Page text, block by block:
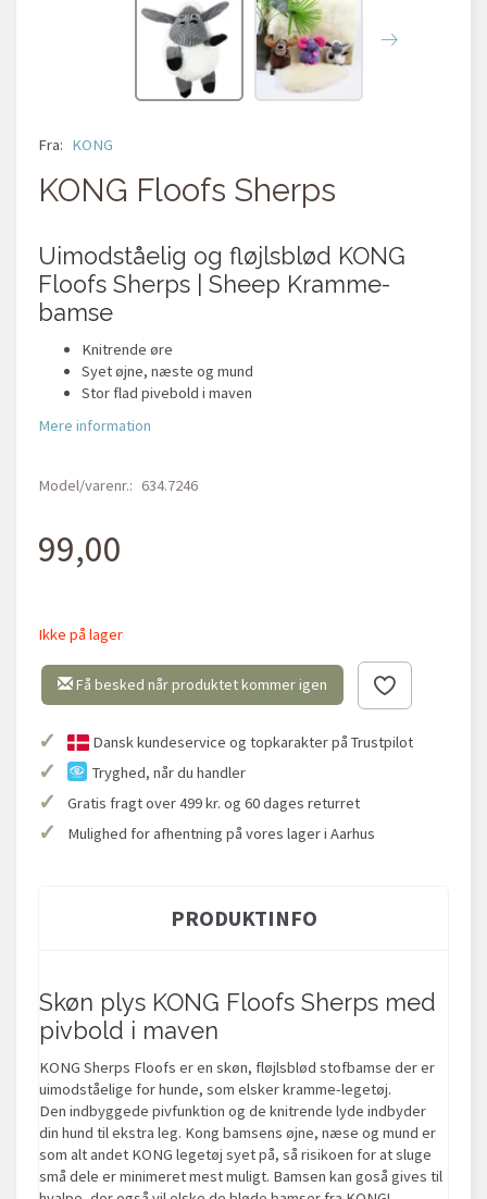
Fra: KONG
KONG Floofs Sherps
Uimodståelig og fløjlsblød KONG
Floofs Sherps | Sheep Kramme-
bamse
Knitrende øre
Syet øjne, næste og mund
Stor flad pivebold i maven
Mere information
Model/varenr.: 634.7246
99,00
Ikke på lager
Få besked når produktet kommer igen
✓ Dansk kundeservice og topkarakter på Trustpilot
✓ Tryghed, når du handler
✓ Gratis fragt over 499 kr. og 60 dages returret
✓ Mulighed for afhentning på vores lager i Aarhus
PRODUKTINFO
Skøn plys KONG Floofs Sherps med
pivbold i maven
KONG Sherps Floofs er en skøn, fløjlsblød stofbamse der er
uimodståelige for hunde, som elsker kramme-legetøj.
Den indbyggede pivfunktion og de knitrende lyde indbyder
din hund til ekstra leg. Kong bamsens øjne, næse og mund er
som alt andet KONG legetøj syet på, så risikoen for at sluge
små dele er minimeret mest muligt. Bamsen kan goså gives til